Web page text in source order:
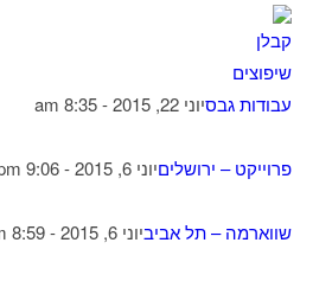
עבודות גבסיוני 22, 2015 - 8:35 am
פרוייקט – ירושליםיוני 6, 2015 - 9:06 pm
שווארמה – תל אביביוני 6, 2015 - 8:59 pm